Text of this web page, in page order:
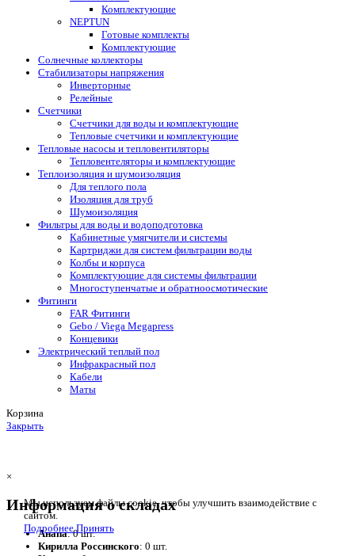
Комплектующие
NEPTUN
Готовые комплекты
Комплектующие
Солнечные коллекторы
Стабилизаторы напряжения
Инверторные
Релейные
Счетчики
Счетчики для воды и комплектующие
Тепловые счетчики и комплектующие
Тепловые насосы и тепловентиляторы
Тепловентеляторы и комплектующие
Теплоизоляция и шумоизоляция
Для теплого пола
Изоляция для труб
Шумоизоляция
Фильтры для воды и водоподготовка
Кабинетные умягчители и системы
Картриджи для систем фильтрации воды
Колбы и корпуса
Комплектующие для системы фильтрации
Многоступенчатые и обратноосмотические
Фитинги
FAR Фитинги
Gebo / Viega Megapress
Концевики
Электрический теплый пол
Инфракрасный пол
Кабели
Маты
Корзина
Закрыть
Мы используем файлы cookie, чтобы улучшить взаимодействие с
сайтом.
ПодробнееПринять
×
Информация о складах
Анапа: 0 шт.
Кирилла Россинского: 0 шт.